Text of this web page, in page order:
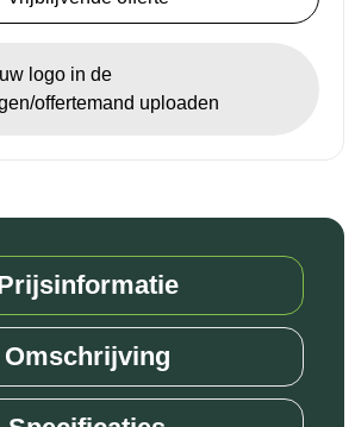
logo in de
offertemand uploaden
Omschrijving